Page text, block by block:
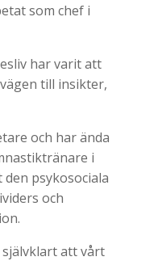
som chef i
har varit att
till insikter,
och har ända
i
psykosociala
och
att vårt